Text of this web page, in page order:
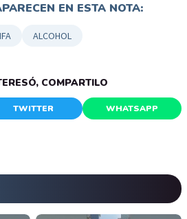
EN ESTA NOTA:
ALCOHOL
COMPARTILO
TWITTER WHATSAPP